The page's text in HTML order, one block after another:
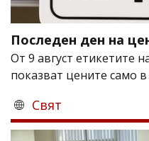
Последен ден на
От 9 август етикетите
показват цените само
Свят